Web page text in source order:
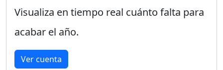
Visualiza en tiempo real cuánto falta para
acabar el año.
Ver cuenta